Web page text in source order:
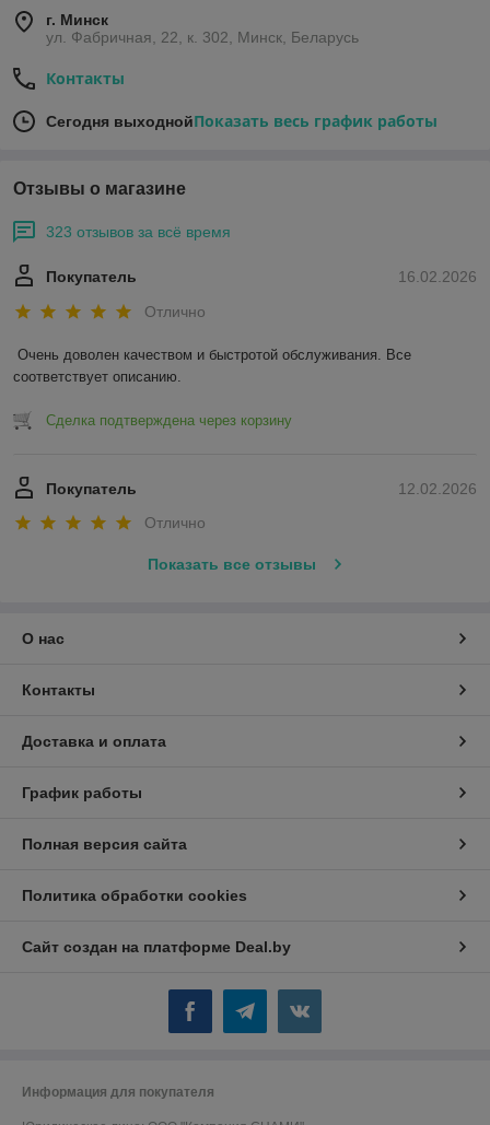
г. Минск
ул. Фабричная, 22, к. 302, Минск, Беларусь
Контакты
Сегодня выходнойПоказать весь график работы
Отзывы о магазине
323 отзывов за всё время
16.02.2026
Покупатель
Отлично
Очень доволен качеством и быстротой обслуживания. Все
соответствует описанию.
Сделка подтверждена через корзину
12.02.2026
Покупатель
Отлично
Показать все отзывы
О нас
Контакты
Доставка и оплата
График работы
Полная версия сайта
Политика обработки cookies
Сайт создан на платформе Deal.by
Информация для покупателя